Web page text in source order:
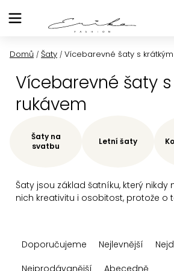
na
Domů / Šaty / Vícebarevné šaty s
Vícebarevné šaty
rukávem
Šaty jsou základ šatníku, který nikdy
nich kreativitu i osobitost, protože o
Šaty na
svatbu
Letní šaty
aDoporučujeme Nejlevnější
Nejprodávanější
Abecedně